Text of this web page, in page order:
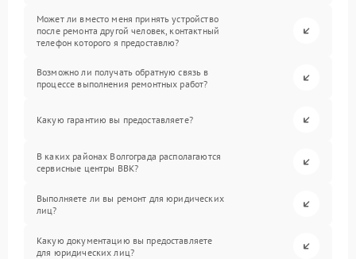
Может ли вместо меня принять устройство
после ремонта другой человек, контактный
телефон которого я предоставлю?
Возможно ли получать обратную связь в
процессе выполнения ремонтных работ?
Какую гарантию вы предоставляете?
В каких районах Волгограда располагаются
сервисные центры BBK?
Выполняете ли вы ремонт для юридических
лиц?
Какую документацию вы предоставляете
для юридических лиц?